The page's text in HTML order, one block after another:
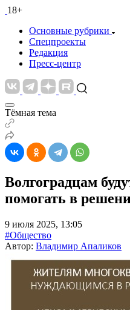
18+
Основные рубрики
Спецпроекты
Редакция
Пресс-центр
Тёмная тема
Волгоградцам
помогать в
9 июля 2025, 13:05
#Общество
Автор: Владимир Апаликов